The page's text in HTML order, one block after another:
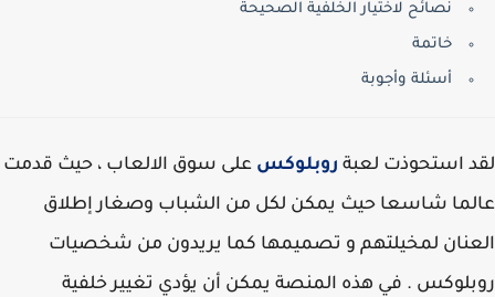
نصائح لاختيار الخلفية الصحيحة
خاتمة
أسئلة وأجوبة
استحوذت لعبةروبلوكسعلى سوق الالعاب ، حيث قدمت
شاسعا حيث يمكن لكل من الشباب وصغار إطلاق
لمخيلتهم و تصميمها كما يريدون من شخصيات
. في هذه المنصة يمكن أن يؤدي تغيير خلفية